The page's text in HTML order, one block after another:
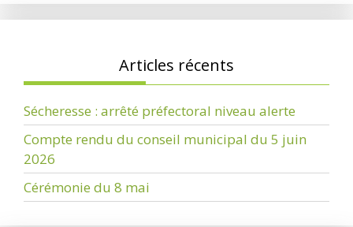
Articles récents
Sécheresse : arrêté préfectoral niveau alerte
Compte rendu du conseil municipal du 5 juin
2026
Cérémonie du 8 mai